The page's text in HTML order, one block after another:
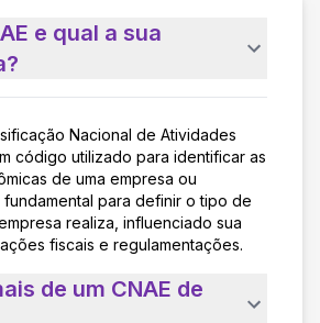
e qual a sua
Nacional de Atividades
código utilizado para identificar as
de uma empresa ou
para definir o tipo de
realiza, influenciado sua
fiscais e regulamentações.
de um CNAE de